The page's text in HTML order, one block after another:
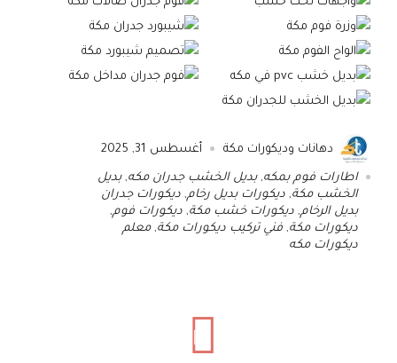
دهانات وديكورات مكة أغسطس 31, 2025
اطارات فوم بمكه,بديل الخشب جدران مكه,بديل
الخشب مكة, ديكورات بديل رخام, ديكورات جدران
بديل الرخام, ديكورات خشب مكة, ديكورات فوم,
ديكورات مكة, فني تركيب ديكورات مكة,معلم
ديكورات مكه